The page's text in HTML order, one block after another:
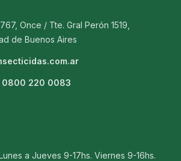
Once / Tte. Gral Perón 1519,
de Buenos Aires
0800 220 0083
a Jueves 9-17hs. Viernes 9-16hs.